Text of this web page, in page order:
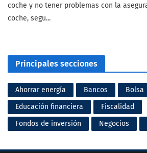
coche y no tener problemas con la
coche, segu...
Principales secciones
Ahorrar energía Bancos
Bolsa
Educación financiera
Fiscalidad
Fondos de inversión
Negocios